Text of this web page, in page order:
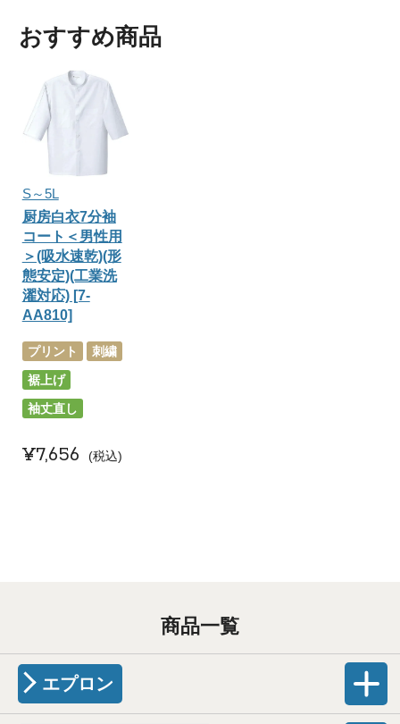
おすすめ商品
S～5L
厨房白衣7分袖
コート＜男性用
＞(吸水速乾)(形
態安定)(工業洗
濯対応) [7-
AA810]
プリント
刺繍
裾上げ
袖丈直し
¥7,656 税込
商品一覧
エプロン